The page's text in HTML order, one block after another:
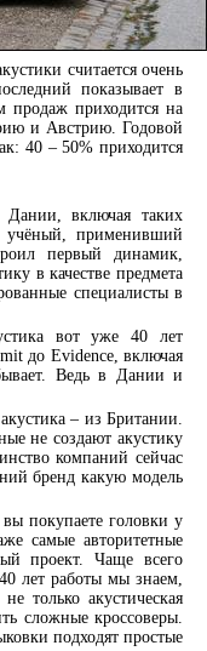
считается очень
показывает в
продаж приходится на
и Австрию. Годовой
40 – 50% приходится
Дании, включая таких
учёный, применивший
первый динамик,
в качестве предмета
специалисты в
вот уже 40 лет
до Evidence, включая
Ведь в Дании и
– из Британии.
не создают акустику
компаний сейчас
бренд какую модель
покупаете головки у
самые авторитетные
проект. Чаще всего
лет работы мы знаем,
только акустическая
сложные кроссоверы.
подходят простые